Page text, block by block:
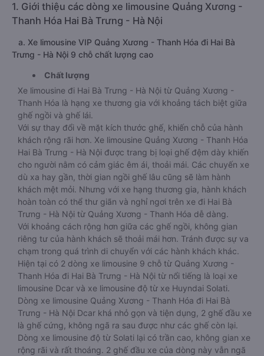
1. Giới thiệu các dòng xe limousine Quảng Xương -
Thanh Hóa Hai Bà Trưng - Hà Nội
a. Xe limousine VIP Quảng Xương - Thanh Hóa đi Hai Bà
Trưng - Hà Nội 9 chỗ chất lượng cao
Chất lượng
Xe limousine đi Hai Bà Trưng - Hà Nội từ Quảng Xương -
Thanh Hóa là hạng xe thương gia với khoảng tách biệt giữa
ghế ngồi và ghế lái.
Với sự thay đổi về mặt kích thước ghế, khiến chỗ của hành
khách rộng rãi hơn. Xe limousine Quảng Xương - Thanh Hóa
Hai Bà Trưng - Hà Nội được trang bị loại ghế đệm dày khiến
cho người nằm có cảm giác êm ái, thoải mái. Các chuyến xe
dù xa hay gần, thời gian ngồi ghế lâu cũng sẽ làm hành
khách mệt mỏi. Nhưng với xe hạng thương gia, hành khách
hoàn toàn có thể thư giãn và nghỉ ngơi trên xe đi Hai Bà
Trưng - Hà Nội từ Quảng Xương - Thanh Hóa dễ dàng.
Với khoảng cách rộng hơn giữa các ghế ngồi, không gian
riêng tư của hành khách sẽ thoải mái hơn. Tránh được sự va
chạm trong quá trình di chuyển với các hành khách khác.
Hiện tại có 2 dòng xe limousine 9 chỗ từ Quảng Xương -
Thanh Hóa đi Hai Bà Trưng - Hà Nội từ nổi tiếng là loại xe
limousine Dcar và xe limousine độ từ xe Huyndai Solati.
Dòng xe limousine Quảng Xương - Thanh Hóa đi Hai Bà
Trưng - Hà Nội Dcar khá nhỏ gọn và tiện dụng, 2 ghế đầu xe
là ghế cứng, không ngã ra sau được như các ghế còn lại.
Dòng xe limousine độ từ Solati lại có trần cao, không gian xe
rộng rãi và rất thoáng. 2 ghế đầu xe của dòng này vẫn ngã